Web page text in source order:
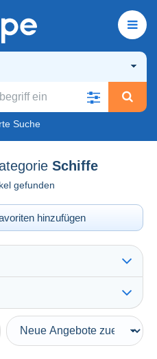
Suche
Schiffe
gefunden
hinzufügen